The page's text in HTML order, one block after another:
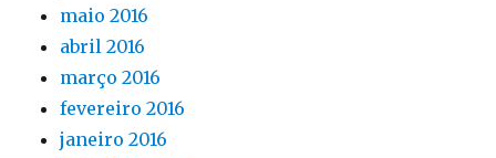
maio 2016
abril 2016
março 2016
fevereiro 2016
janeiro 2016